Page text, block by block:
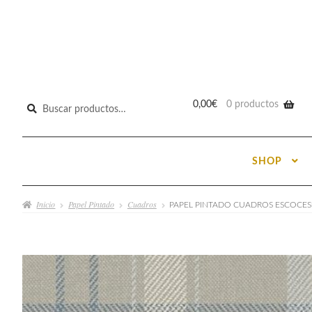
Buscar
0,00€ 0 productos
SHOP
Inicio Papel Pintado Cuadros PAPEL PINTADO CUADROS